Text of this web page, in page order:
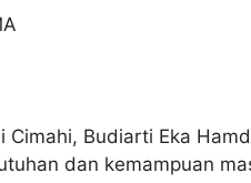
Cimahi, Budiarti Eka
dan kemampuan